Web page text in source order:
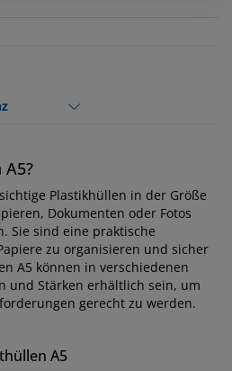
Plastikhüllen in der Größe
Dokumenten oder Fotos
Sie sind eine praktische
zu organisieren und sicher
A5 können in verschiedenen
und Stärken erhältlich sein, um
gerecht zu werden.
A5